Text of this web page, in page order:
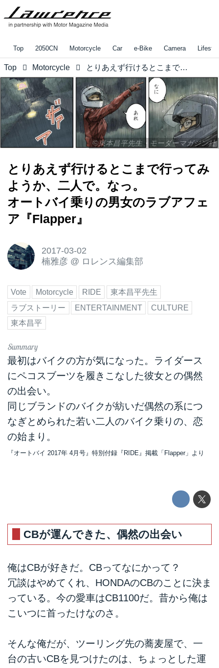
Top 2050CN Motorcycle Car e-Bike Camera
Top Motorcycle とりあえず行けるとこまで行ってみようか、二人で。なっ。 オートバイ乗りの男女のラブアフェア『Flapper』
©東本昌平先生・モーターマガジン社
とりあえず行けるとこまで行ってみ
ようか、二人で。なっ。
オートバイ乗りの男女のラブアフェ
ア『Flapper』
2017-03-02
楠雅彦 @ ロレンス編集部
Vote Motorcycle RIDE
東本昌平先生
ラブストーリー
ENTERTAINMENT
CULTURE
東本昌平
最初はバイクの方が気になった。ライダース
にペコスブーツを履きこなした彼女との偶然
の出会い。
同じブランドのバイクが紡いだ偶然の系につ
なぎとめられた若い二人のバイク乗りの、恋
の始まり。
『オートバイ 2017年 4月号』特別付録『RIDE』掲載「Flapper」より
CBが運んできた、偶然の出会い
俺はCBが好きだ。CBってなにかって？
冗談はやめてくれ、HONDAのCBのことに決ま
っている。今の愛車はCB1100だ。昔から俺は
こいつに首ったけなのさ。
そんな俺だが、ツーリング先の蕎麦屋で、一
台の古いCBを見つけたのは、ちょっとした運